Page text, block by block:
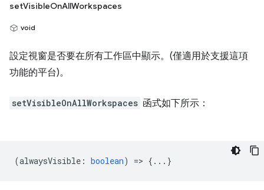
setVisibleOnAllWorkspaces
void
設定視窗是否要在所有工作區中顯示。(僅適用於支援這項
功能的平台)。
setVisibleOnAllWorkspaces 函式如下所示：
(alwaysVisible : boolean) => {...}